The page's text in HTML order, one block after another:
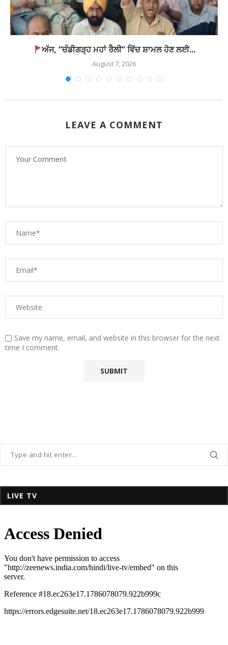
ਅੱਜ, “ਚੰਡੀਗੜ੍ਹ ਮਹਾਂ ਰੈਲੀ” ਵਿੱਚ ਸ਼ਾਮਲ ਹੋਣ ਲਈ...
August 7, 2026
LEAVE A COMMENT
Save my name, email, and website in this browser for the next
time I comment.
LIVE TV